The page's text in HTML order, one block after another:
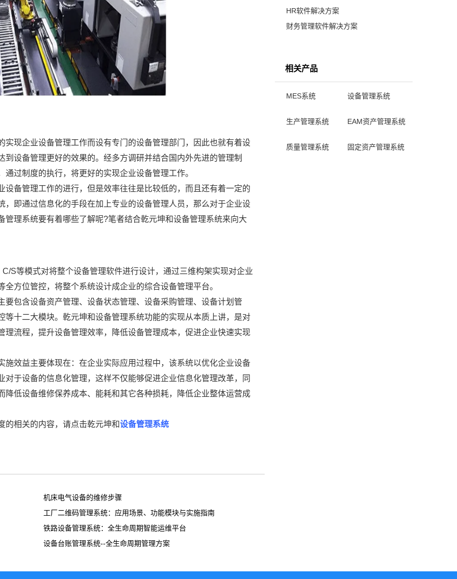
实现企业设备管理工作而设有专门的设备管理部门，因此也就有着设
设备管理更好的效果的。经多方调研并结合国内外先进的管理制
过制度的执行，将更好的实现企业设备管理工作。
设备管理工作的进行，但是效率往往是比较低的，而且还有着一定的
即通过信息化的手段在加上专业的设备管理人员，那么对于企业设
理系统要有着哪些了解呢?笔者结合乾元坤和设备管理系统来向大
S等模式对将整个设备管理软件进行设计，通过三维构架实现对企业
方位管控，将整个系统设计成企业的综合设备管理平台。
要包含设备资产管理、设备状态管理、设备采购管理、设备计划管
十二大模块。乾元坤和设备管理系统功能的实现从本质上讲，是对
流程，提升设备管理效率，降低设备管理成本，促进企业快速实现
施效益主要体现在：在企业实际应用过程中，该系统以优化企业设备
于设备的信息化管理，这样不仅能够促进企业信息化管理改革，同
低设备维修保养成本、能耗和其它各种损耗，降低企业整体运营成
的相关的内容，请点击乾元坤和设备管理系统
机床电气设备的维修步骤
工厂二维码管理系统：应用场景、功能模块与实施指南
铁路设备管理系统：全生命周期智能运维平台
设备台账管理系统--全生命周期管理方案
HR软件解决方案
财务管理软件解决方案
相关产品
MES系统 设备管理系统
生产管理系统 EAM资产管理系统
质量管理系统 固定资产管理系统